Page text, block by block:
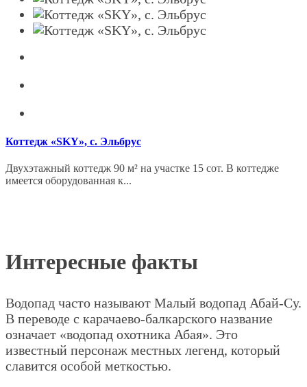
Коттедж «SKY», с. Эльбрус
Двухэтажный коттедж 90 м² на участке 15 сот. В коттедже
имеется оборудованная к...
Интересные факты
Водопад часто называют Малый водопад Абай-Су.
В переводе с карачаево-балкарского название
означает «водопад охотника Абая». Это
известный персонаж местных легенд, который
славится особой меткостью.